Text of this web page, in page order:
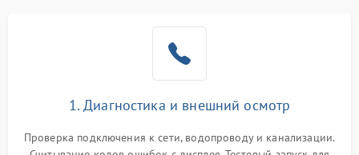
1. Диагностика и внешний осмотр
Проверка подключения к сети, водопроводу и канализации.